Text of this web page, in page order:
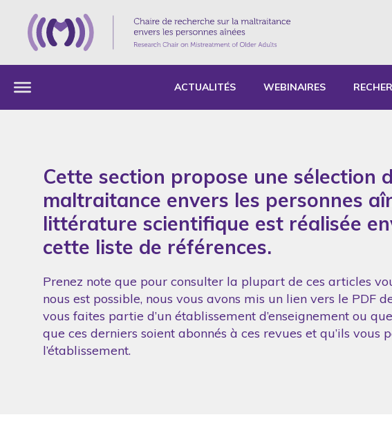
ACTUALITÉS WEBINAIRES
Cette section propose une sélection
maltraitance envers les personnes
littérature scientifique est réalisée
cette liste de références.
Prenez note que pour consulter la plupart de ces articles
nous est possible, nous vous avons mis un lien vers le
vous faites partie d’un établissement d’enseignement ou
que ces derniers soient abonnés à ces revues et qu’ils
l’établissement.